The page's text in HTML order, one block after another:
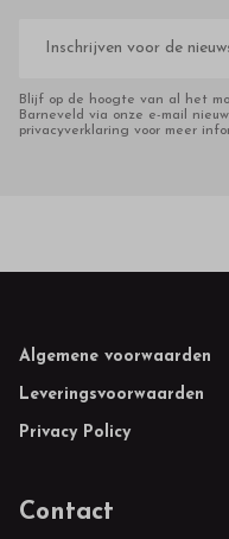
mailadres
Blijf op de hoogte van al het
Barneveld via onze e-mail
privacyverklaring voor meer
Footer
Algemene voorwaarden
Leveringsvoorwaarden
Privacy Policy
Contact